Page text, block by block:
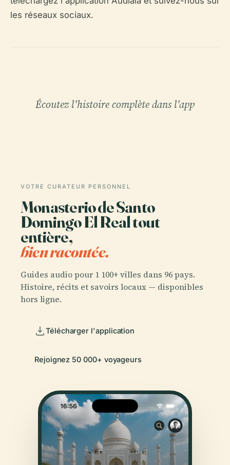
les réseaux sociaux.
Écoutez l'histoire complète dans l'app
VOTRE CURATEUR PERSONNEL
Monasterio de Santo
Domingo El Real tout
entière,
bien racontée.
Guides audio pour 1 100+ villes dans 96 pays.
Histoire, récits et savoirs locaux — disponibles
hors ligne.
Télécharger l'application
Rejoignez 50 000+ voyageurs